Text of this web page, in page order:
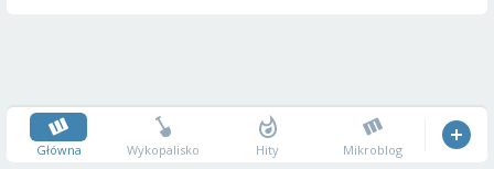
Główna Wykopalisko Hity Mikroblog